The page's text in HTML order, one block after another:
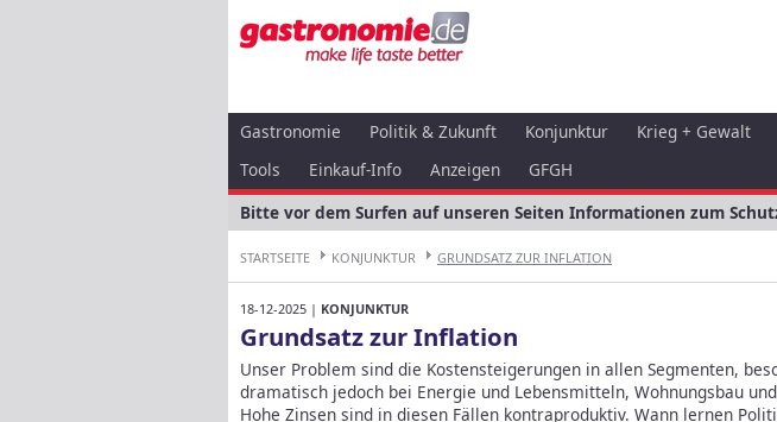
Gastronomie Politik & Zukunft Konjunktur Krieg + Gewalt
Tools
Einkauf-Info Anzeigen
GFGH
Bitte vor dem Surfen auf unseren Seiten Informationen zum
STARTSEITE KONJUNKTUR GRUNDSATZ ZUR INFLATION
18-12-2025 | KONJUNKTUR
Grundsatz zur Inflation
Unser Problem sind die Kostensteigerungen in allen Segmenten,
dramatisch jedoch bei Energie und Lebensmitteln, Wohnungsbau
Hohe Zinsen sind in diesen Fällen kontraproduktiv. Wann lernen